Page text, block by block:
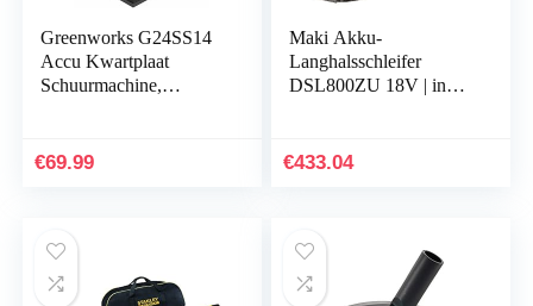
Greenworks G24SS14
Accu Kwartplaat
Schuurmachine,
Jaar Garantie
€69.99
Maki Akku-
Langhalsschleifer
DSL800ZU 18V | inkl.
€433.04